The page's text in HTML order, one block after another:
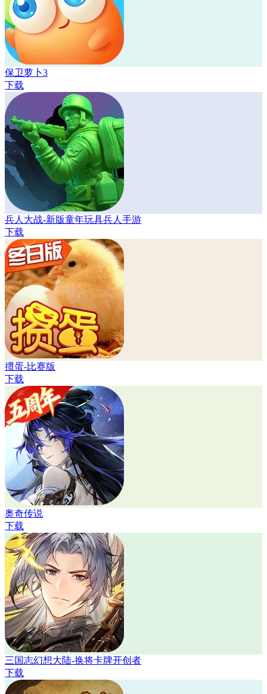
保卫萝卜3
下载
兵人大战-新版童年玩具兵人手游
下载
掼蛋-比赛版
下载
奥奇传说
下载
三国志幻想大陆-换将卡牌开创者
下载